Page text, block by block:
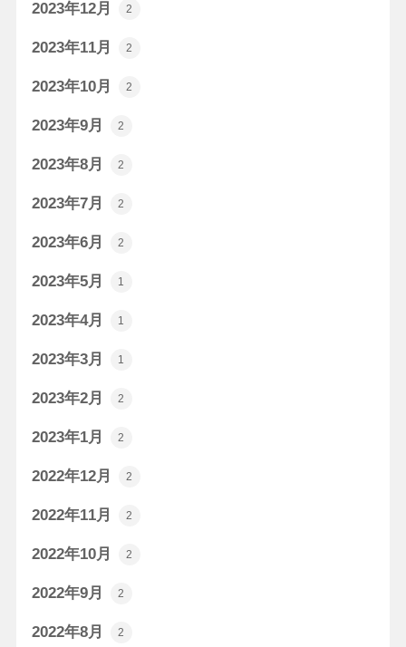
2023年12月 2
2023年11月 2
2023年10月 2
2023年9月 2
2023年8月 2
2023年7月 2
2023年6月 2
2023年5月 1
2023年4月 1
2023年3月 1
2023年2月 2
2023年1月 2
2022年12月 2
2022年11月 2
2022年10月 2
2022年9月 2
2022年8月 2